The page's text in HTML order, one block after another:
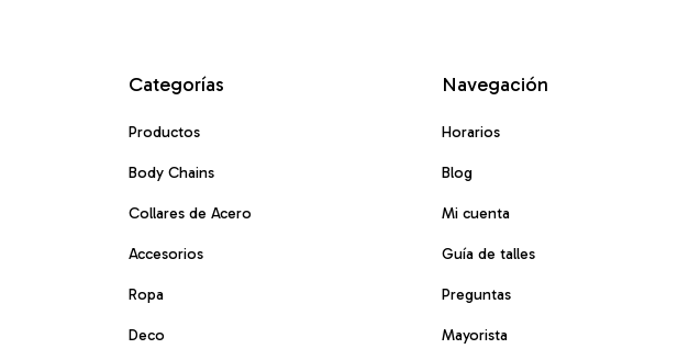
Categorías
Productos
Body Chains
Collares de Acero
Accesorios
Ropa
Deco
Navegación
Horarios
Blog
Mi cuenta
Guía de talles
Preguntas
Mayorista